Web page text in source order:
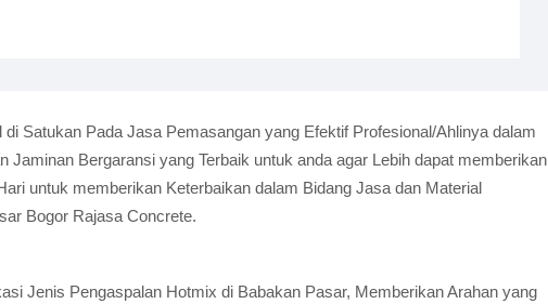
Satukan Pada Jasa Pemasangan yang Efektif Profesional/Ahlinya dalam
Jaminan Bergaransi yang Terbaik untuk anda agar Lebih dapat memberikan
untuk memberikan Keterbaikan dalam Bidang Jasa dan Material
Bogor Rajasa Concrete.
Jenis Pengaspalan Hotmix di Babakan Pasar, Memberikan Arahan yang